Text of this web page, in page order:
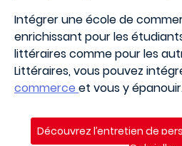
Intégrer une école de
enrichissant pour les
littéraires comme pour les
Littéraires, vous pouvez
commerce et vous y
Découvrez l’entretien de